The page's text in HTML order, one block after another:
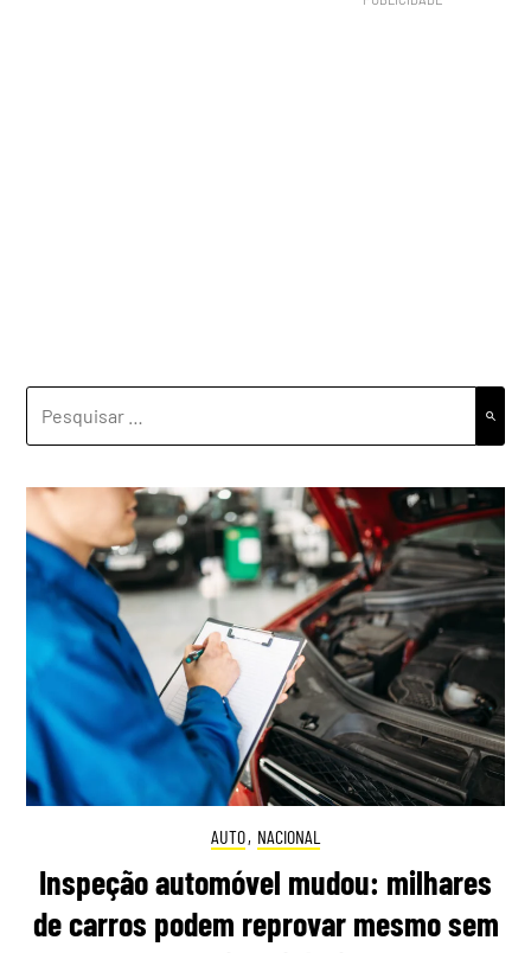
POR:
AUTO, NACIONAL
Inspeção automóvel mudou: milhares
de carros podem reprovar mesmo sem